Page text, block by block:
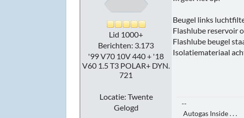
Lid 1000+
Berichten: 3.173
'99 V70 10V 440 + '18
V60 1.5 T3 POLAR+ DYN.
721
Locatie: Twente
Gelogd
Beugel links
Flashlube reservoir
Flashlube beugel
Isolatiemateriaal
--
Autogas Inside . . .